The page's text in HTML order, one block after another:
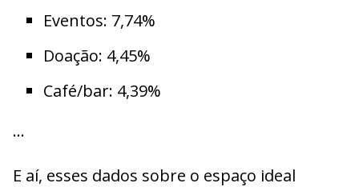
Eventos: 7,74%
Doação: 4,45%
Café/bar: 4,39%
…
E aí, esses dados sobre o espaço ideal